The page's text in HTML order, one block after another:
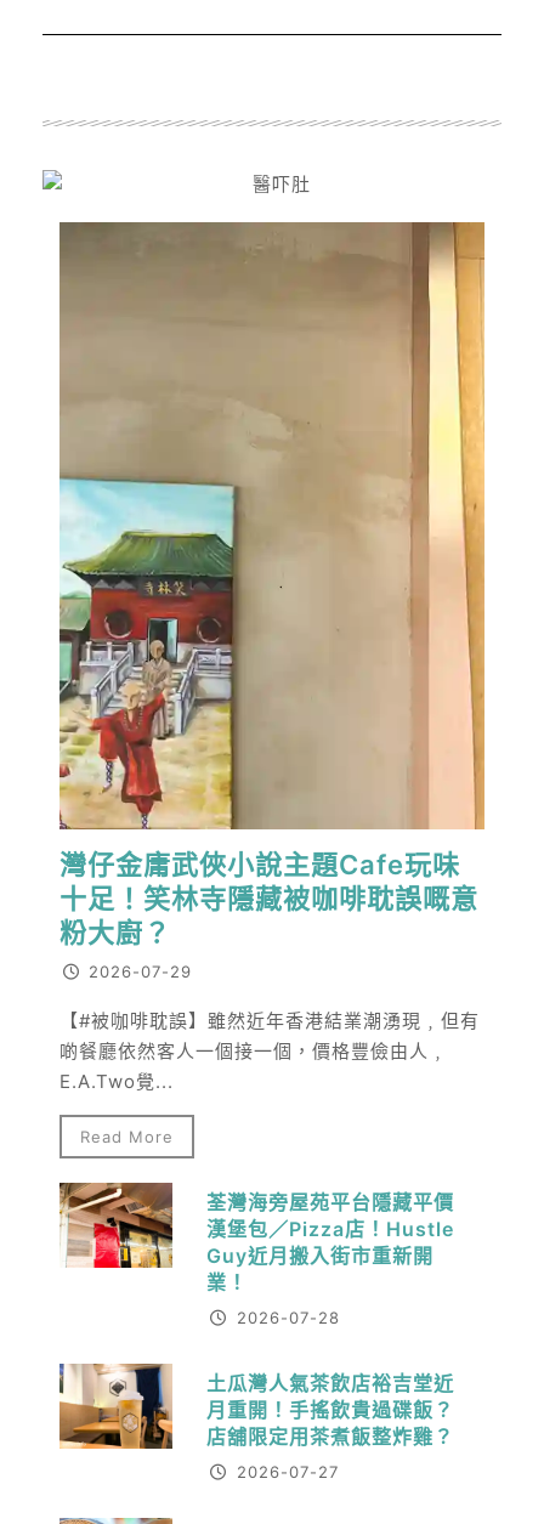
灣仔金庸武俠小說主題Cafe玩味
十足！笑林寺隱藏被咖啡耽誤嘅意
粉大廚？
2026-07-29
【#被咖啡耽誤】雖然近年香港結業潮湧現﹐但有
啲餐廳依然客人一個接一個，價格豐儉由人﹐
E.A.Two覺...
Read More
荃灣海旁屋苑平台隱藏平價
漢堡包／Pizza店！Hustle
Guy近月搬入街市重新開
業！
2026-07-28
土瓜灣人氣茶飲店裕吉堂近
月重開！手搖飲貴過碟飯？
店舖限定用茶煮飯整炸雞？
2026-07-27